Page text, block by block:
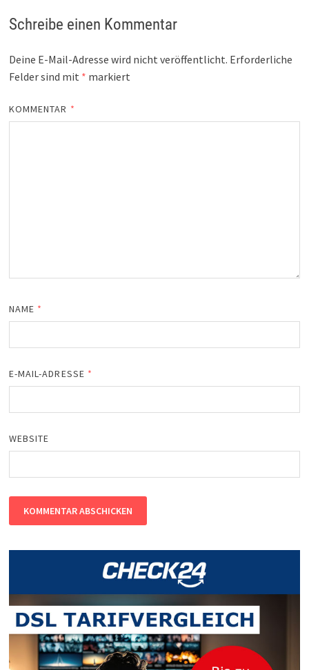
Schreibe einen Kommentar
Deine E-Mail-Adresse wird nicht veröffentlicht. Erforderliche
Felder sind mit * markiert
KOMMENTAR *
NAME *
E-MAIL-ADRESSE *
WEBSITE